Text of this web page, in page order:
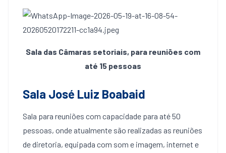
Sala das Câmaras setoriais, para reuniões com
até 15 pessoas
Sala José Luiz Boabaid
Sala para reuniões com capacidade para até 50
pessoas, onde atualmente são realizadas as reuniões
de diretoria, equipada com som e imagem, internet e